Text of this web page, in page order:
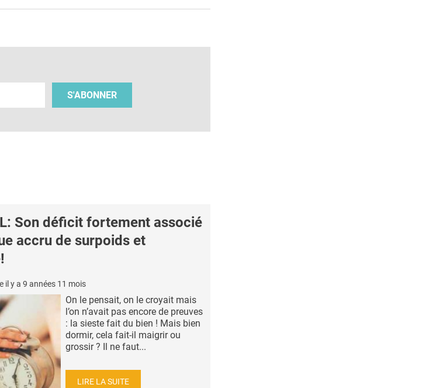
S'ABONNER
Son déficit fortement associé
accru de surpoids et
il y a 9 années 11 mois
On le pensait, on le croyait mais
l’on n’avait pas encore de preuves
: la sieste fait du bien ! Mais bien
dormir, cela fait-il maigrir ou
grossir ? Il ne faut...
LIRE LA SUITE